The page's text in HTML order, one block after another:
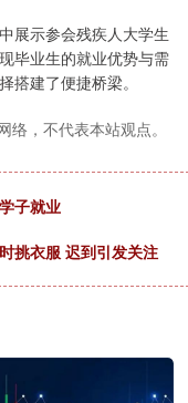
展示参会残疾人大学生
毕业生的就业优势与需
搭建了便捷桥梁。
，不代表本站观点。
子就业
挑衣服 迟到引发关注